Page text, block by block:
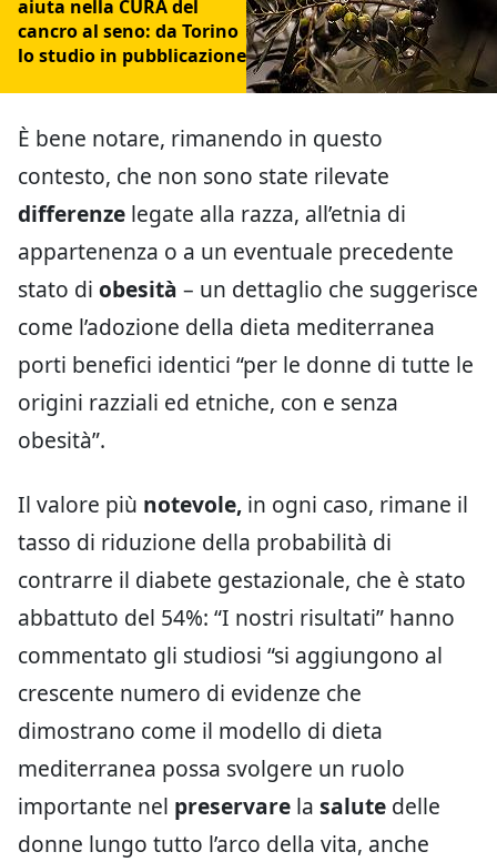
aiuta nella CURA del
cancro al seno: da Torino
lo studio in pubblicazione
È bene notare, rimanendo in questo
contesto, che non sono state rilevate
differenze legate alla razza, all’etnia di
appartenenza o a un eventuale precedente
stato di obesità – un dettaglio che suggerisce
come l’adozione della dieta mediterranea
porti benefici identici “per le donne di tutte le
origini razziali ed etniche, con e senza
obesità”.
Il valore più notevole, in ogni caso, rimane il
tasso di riduzione della probabilità di
contrarre il diabete gestazionale, che è stato
abbattuto del 54%: “I nostri risultati” hanno
commentato gli studiosi “si aggiungono al
crescente numero di evidenze che
dimostrano come il modello di dieta
mediterranea possa svolgere un ruolo
importante nel preservare la salute delle
donne lungo tutto l’arco della vita, anche